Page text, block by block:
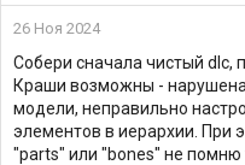
:
26 Ноя 2024
Собери сначала чистый dlc,
Краши возможны -
модели, неправильно
элементов в иерархии. При
"parts" или "bones" не